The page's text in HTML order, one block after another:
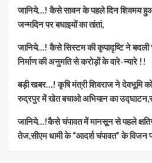
जानिये…! कैसे सावन के पहले दिन शिवमय हुआ
जन्मदिन पर बधाइयों का तांतां,
जानिये…! कैसे सिस्टम की कृपादृष्टि ने बदली
निर्माण की अनुमति से करोड़ों के वारे-न्यारे !!
बड़ी खबर…! कृषि मंत्री शिवराज ने देवभूमि को
रुद्रपुर में खेत बचाओ अभियान का
जानिये…!कैसे चंपावत में मानसून से पहले
तेज,सीएम धामी के “आदर्श चंपावत” के विजन